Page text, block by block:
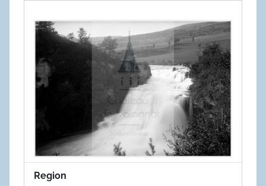
Region